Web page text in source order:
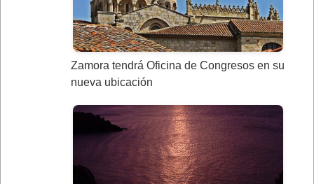
Zamora tendrá Oficina de Congresos en su
nueva ubicación